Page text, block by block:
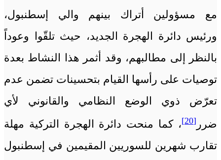
مع مسؤولين أتراك بينهم والي إسطنبول،
ورئيس دائرة الهجرة الجديد، حيث تلقّوا وعوداً
بالنظر إلى مطالبهم، وقد أثمر هذا النشاط بعدة
توصيات على رأسها القيام بتحسينات تضمن عدم
تعرّض ذوي الوضع النظامي والقانوني لأي
ضرر [20]
، كما منحت دائرة الهجرة التركية مهلة
تقارب شهرين للسوريين المقيمين في إسطنبول